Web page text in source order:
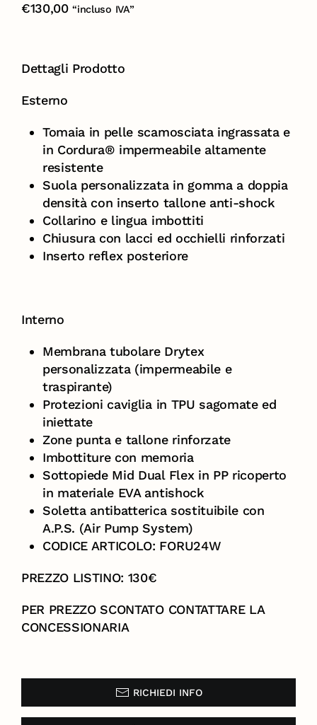
€130,00 “incluso IVA”
Dettagli Prodotto
Esterno
Tomaia in pelle scamosciata ingrassata e
in Cordura® impermeabile altamente
resistente
Suola personalizzata in gomma a doppia
densità con inserto tallone anti-shock
Collarino e lingua imbottiti
Chiusura con lacci ed occhielli rinforzati
Inserto reflex posteriore
Interno
Membrana tubolare Drytex
personalizzata (impermeabile e
traspirante)
Protezioni caviglia in TPU sagomate ed
iniettate
Zone punta e tallone rinforzate
Imbottiture con memoria
Sottopiede Mid Dual Flex in PP ricoperto
in materiale EVA antishock
Soletta antibatterica sostituibile con
A.P.S. (Air Pump System)
CODICE ARTICOLO: FORU24W
PREZZO LISTINO: 130€
PER PREZZO SCONTATO CONTATTARE LA
CONCESSIONARIA
RICHIEDI INFO